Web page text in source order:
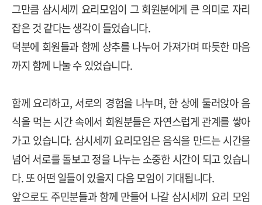
그만큼 삼시세끼 요리모임이 그 회원분에게 큰 의미로 자리
잡은 것 같다는 생각이 들었습니다.
덕분에 회원들과 함께 상추를 나누어 가져가며 따듯한 마음
까지 함께 나눌 수 있었습니다.
함께 요리하고, 서로의 경험을 나누며, 한 상에 둘러앉아 음
식을 먹는 시간 속에서 회원분들은 자연스럽게 관계를 쌓아
가고 있습니다. 삼시세끼 요리모임은 음식을 만드는 시간을
넘어 서로를 돌보고 정을 나누는 소중한 시간이 되고 있습니
다.또 어떤 일들이 있을지 다음 모임이 기대됩니다.
앞으로도 주민분들과 함께 만들어 나갈 삼시세끼 요리 모임